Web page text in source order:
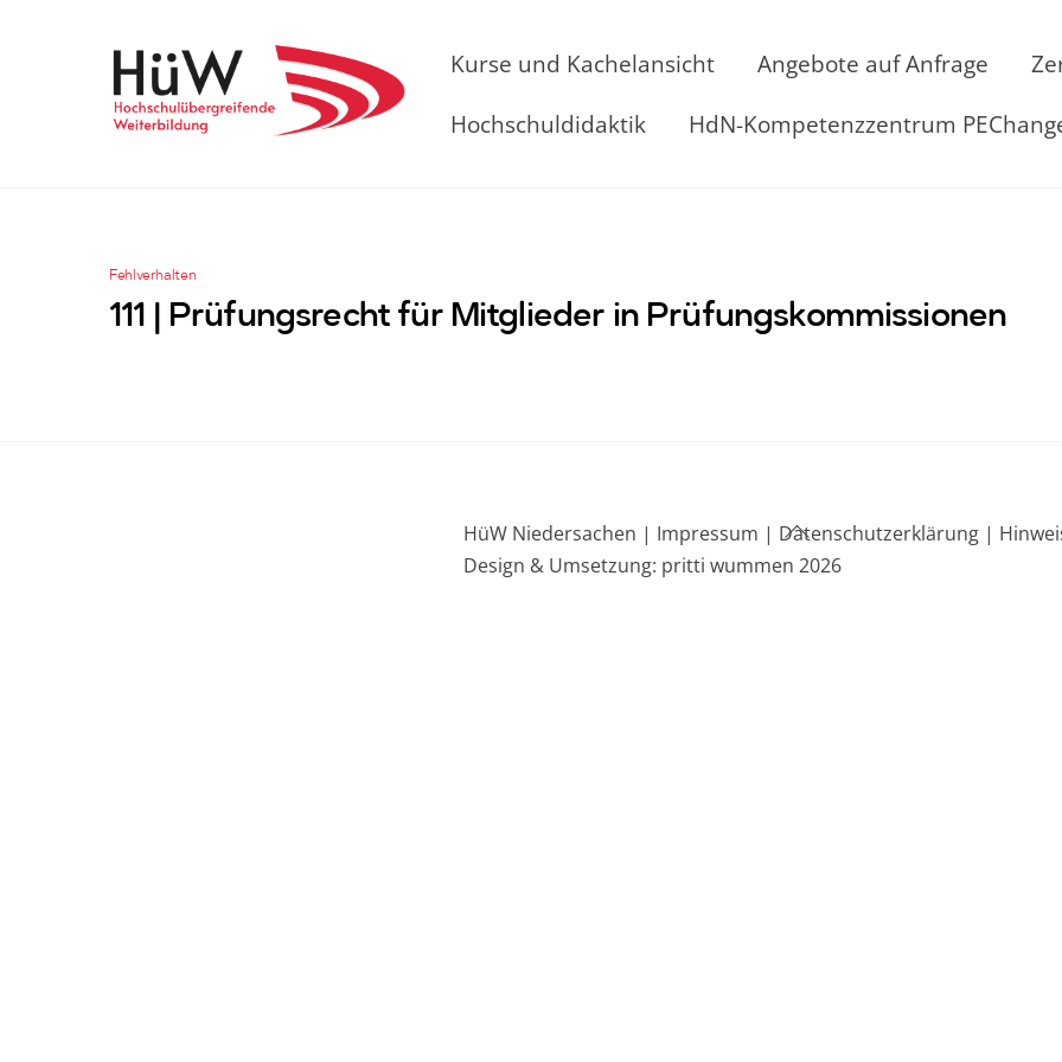
Kurse und Kachelansicht Angebote auf Anfrage
Hochschuldidaktik
HdN-Kompetenzzentrum
Fehlverhalten
111 | Prüfungsrecht für Mitglieder in Prüfungskommissionen
Back
To
HüW Niedersachen | Impressum | Datenschutzerklärung |
Design & Umsetzung: pritti wummen 2026